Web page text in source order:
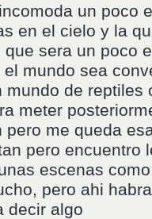
un poco
en el cielo y la
que sera un poco
el mundo sea
mundo de reptiles
meter
pero me queda
pero encuentro
escenas
pero ahi
decir algo